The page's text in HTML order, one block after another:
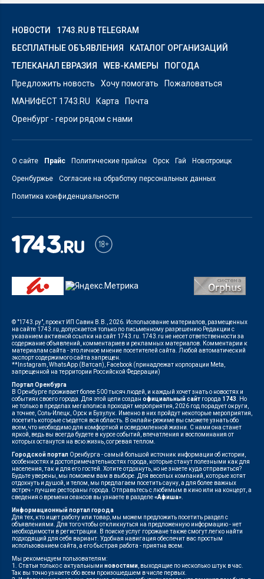
НОВОСТИ
1743.RU В TELEGRAM
БЕСПЛАТНЫЕ ОБЪЯВЛЕНИЯ
КАТАЛОГ ОРГАНИЗАЦИЙ
ТЕЛЕКАНАЛ ЕВРАЗИЯ
WEB-КАМЕРЫ
ПОГОДА
Предложить новость
Хочу помогать
Пожаловаться
МАНИФЕСТ 1743.RU
Карта
Почта
Оренбург - герои рядом с нами
О сайте Прайс Политические прайсы Орск Гай Новотроицк
Оренбуржье Согласие на обработку персональных данных
Политика конфиденциальности
© "1743.ру", проект ИП Савин В.В., 2026. Использование материалов, размещенных
на сайте 1743.ru, допускается только по письменному разрешению Редакции с
указанием активной ссылки на сайт 1743.ru. 1743.ru не несет ответственности за
содержание объявлений, комментариев и рекламных материалов. Комментарии к
материалам сайта - это личное мнение посетителей сайта. Любой автоматический
экспорт содержимого сайта запрещен.
**Instagram, WhatsApp (Ватсап), Facebook (принадлежат корпорации Meta,
запрещенной на территории Российской Федерации)
Портал Оренбурга
В Оренбурге проживает более 500 тысяч людей, и каждый хочет знать о новостях и
событиях своего города. Для этой цели создан официальный сайт города 1743 . Но
не только в пределах мегаполиса проходят мероприятия, 2026 год порадует округи,
а точнее, Соль-Илецк, Орск и Бузулук. Именно в них пройдут некоторые мероприятия,
посетить которые съедется вся область. В онлайн-режиме вы сможете узнать обо
всем, что необходимо для комфортной и осведомленной жизни. С нами она станет
яркой, ведь вы всегда будете в курсе событий, впечатления и воспоминания от
которых останутся на всю жизнь, согревая теплом.
Городской портал Оренбурга - самый большой источник информации об истории,
особенностях и достопримечательностях города, которые станут полезными как для
населения, так и для его гостей. Хотите отдохнуть, но не знаете куда отправиться?
Будьте уверены, мы поможем вам в выборе. Для веселых компаний, которые хотят
отдохнуть и душой, и телом, мы предлагаем посетить сауну, а для более важных
встреч - лучшие рестораны города. Отправьтесь с любимым в кино или на концерт, а
сведения о времени сеансов вы узнаете в разделе«Афиша»
Информационный портал города
Для тех, кто ищет работу или товар, мы можем предложить посетить раздел с
объявлениями. Для того чтобы откликнуться на предложенную информацию - нет
необходимости в регистрации. В поиске услуг горожане также смогут легко найти
подходящий для себя вариант. Удобная навигация обеспечит вас простым
использованием сайта, а его быстрая работа - приятна всем.
Мы рекомендуем пользователям:
1. Статьи только с актуальными новостями , выходящие по несколько штук в час.
Так вы точно узнаете обо всем произошедшем в числе первых.